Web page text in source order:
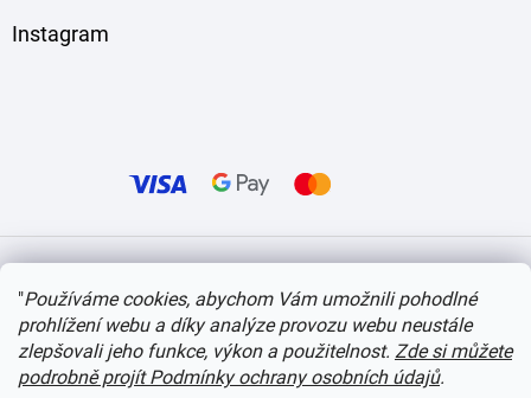
"Používáme cookies, abychom Vám umožnili pohodlné
prohlížení webu a díky analýze provozu webu neustále
zlepšovali jeho funkce, výkon a použitelnost. Zde si můžete
podrobně projít Podmínky ochrany osobních údajů.
Instagram
Copyright 2026itvlaky.cz . Všechna práva vyhrazena. Upravit nastavení cookies